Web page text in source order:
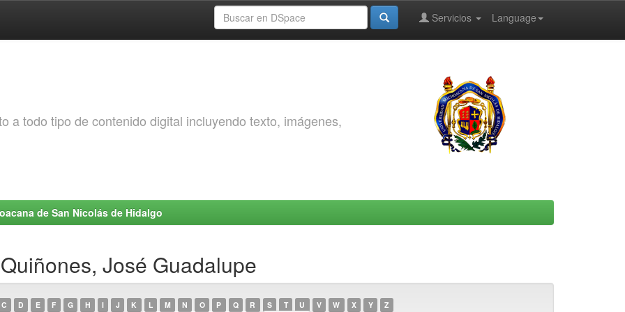
Language
Servicios
a todo tipo de contenido digital incluyendo texto, imágenes,
de San Nicolás de Hidalgo
José Guadalupe
C D E F G H I J K L M N O P Q R S T U V W X Y Z